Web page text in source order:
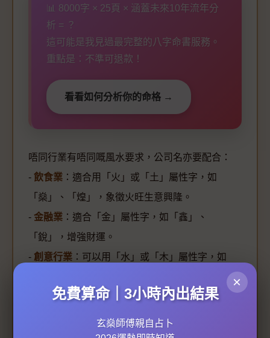
📊 8000字 × 25頁 × 涵蓋未來10年流年分
析 = ？
這可能是我見過最完整的八字命書服務。
重點是：不準可退款！
看看如何分析你的命格 →
唔同行業有唔同嘅風水要求，公司名亦要配合：
- 飲食業 ：適合用「火」或「土」屬性字，如
「燊」、「煌」，象徵火旺生意興隆。
- 金融業 ：適合「金」屬性字，如「鑫」、
「銳」，增強財運。
- 創意行業 ：可以用「水」或「木」屬性字，如
如果公司嘅辦公室風水本身屬「陽宅風水」吉位，
再配合一個好名，效果更加顯著！
×
免費算命｜3小時內出結果
玄燊師傅親自占卜